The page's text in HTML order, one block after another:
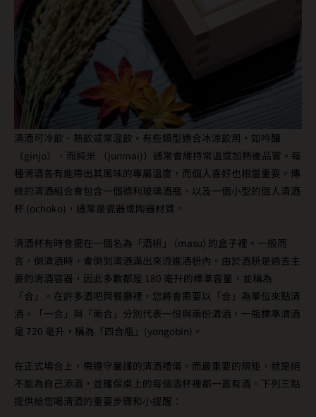
清酒可冷飲、熱飲或常溫飲。有些類型適合冰涼飲用，如吟釀
（ginjo），而純米 （junmai)）通常會維持常溫或加熱後品嘗。每
種清酒各有能帶出其風味的專屬溫度，而個人喜好也相當重要。傳
統的清酒組合會包含一個德利玻璃酒瓶，以及一個小型的個人清酒
杯 (ochoko)，通常是瓷器或陶器材質。
清酒杯有時會擺在一個名為「酒枡」 (masu) 的盒子裡。一般而
言，倒清酒時，會倒到清酒滿出來流進酒枡內。由於酒枡是過去主
要的清酒容器，因此多數都是 180 毫升的標準容量，並稱為
「合」。在許多酒吧與餐廳裡，您將會需要以「合」為單位來點清
酒。「一合」與「兩合」分別代表一份與兩份清酒，一瓶標準清酒
是 720 毫升，稱為「四合瓶」(yongobin)。
在正式場合上，需遵守嚴謹的清酒禮儀。而最重要的規矩，就是絕
不能為自己添酒，並確保桌上的每個酒杯裡都一直有酒。下列三點
提供給您喝清酒的重要步驟和小提醒：